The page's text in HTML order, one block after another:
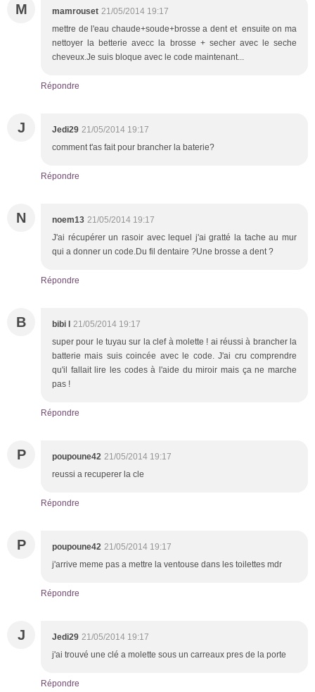
M mamrouset 21/05/2014 19:17
mettre de l'eau chaude+soude+brosse a dent et ensuite on ma
nettoyer la betterie avecc la brosse + secher avec le seche
cheveux.Je suis bloque avec le code maintenant...
Répondre
J Jedi29 21/05/2014 19:17
comment t'as fait pour brancher la baterie?
Répondre
N noem13 21/05/2014 19:17
J'ai récupérer un rasoir avec lequel j'ai gratté la tache au mur
qui a donner un code.Du fil dentaire ?Une brosse a dent ?
Répondre
B bibi l 21/05/2014 19:17
super pour le tuyau sur la clef à molette ! ai réussi à brancher la
batterie mais suis coincée avec le code. J'ai cru comprendre
qu'il fallait lire les codes à l'aide du miroir mais ça ne marche
pas !
Répondre
P poupoune42 21/05/2014 19:17
reussi a recuperer la cle
Répondre
P poupoune42 21/05/2014 19:17
j'arrive meme pas a mettre la ventouse dans les toilettes mdr
Répondre
J Jedi29 21/05/2014 19:17
j'ai trouvé une clé a molette sous un carreaux pres de la porte
Répondre